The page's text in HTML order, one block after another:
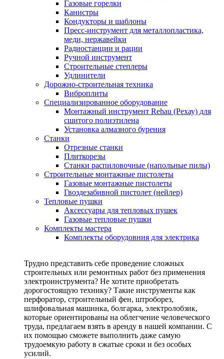
Газовые горелки
Канистры
Кондукторы и шаблоны
Пресс-инструмент для металлопластика,
меди, нержавейки
Радиостанции и рации
Ручной инструмент
Строительные степлеры
Удлинители
Дорожно-строительная техника
Виброплиты
Специализированное оборудование
Монтажный инструмент Rehau (Рехау) для
сшитого полиэтилена
Установка алмазного бурения
Станки
Отрезные станки
Плиткорезы
Станки распиловочные (напольные пилы)
Строительные монтажные пистолеты
Газовые монтажные пистолеты
Гвоздезабивной пистолет (нейлер)
Тепловые пушки
Аксессуары для тепловых пушек
Газовые тепловые пушки
Комплекты мастера
Комплекты оборудовния для электрика
Трудно представить себе проведение сложных
строительных или ремонтных работ без применения
электроинструмента? Не хотите приобретать
дорогостоящую технику? Такие инструменты как
перфоратор, строительный фен, штроборез,
шлифовальная машинка, болгарка, электролобзик,
которые ориентированы на облегчение человеческого
труда, предлагаем взять в аренду в нашей компании. С
их помощью сможете выполнить даже самую
трудоемкую работу в сжатые сроки и без особых
усилий.